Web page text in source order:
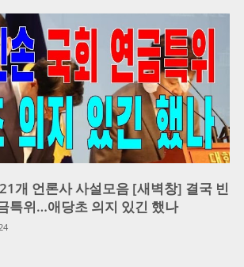
개 언론사 사설모음 [새벽창] 결국 빈
특위…애당초 의지 있긴 했나